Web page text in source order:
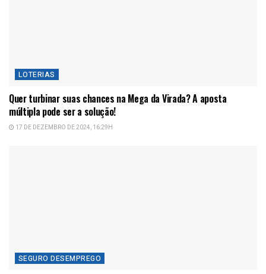
LOTERIAS
Quer turbinar suas chances na Mega da Virada? A aposta
múltipla pode ser a solução!
17 DE DEZEMBRO DE 2024, 16:29H
SEGURO DESEMPREGO